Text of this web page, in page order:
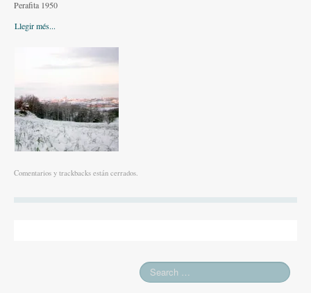
Altres festes
ON MENJAR I DORMIR
RUTES
Miradors de la Comarca
Romànic del Lluçanès
Perafita 1950
Llegir més...
Comentarios y trackbacks están cerrados.